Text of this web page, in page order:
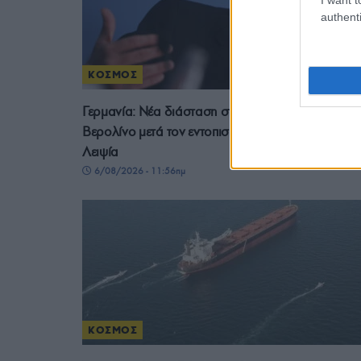
ΚΟΣΜΟΣ
Γερμανία: Νέα διάσταση στις απειλές βλέπει το
Βερολίνο μετά τον εντοπισμό drone με εκρηκτικά
Λειψία
6/08/2026 - 11:56πμ
ΚΟΣΜΟΣ